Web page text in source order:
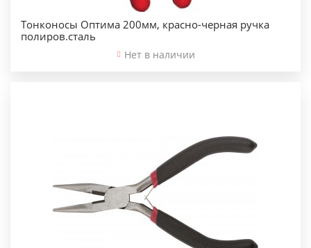
Тонконосы Оптима 200мм, красно-черная ручка
полиров.сталь
Нет в наличии